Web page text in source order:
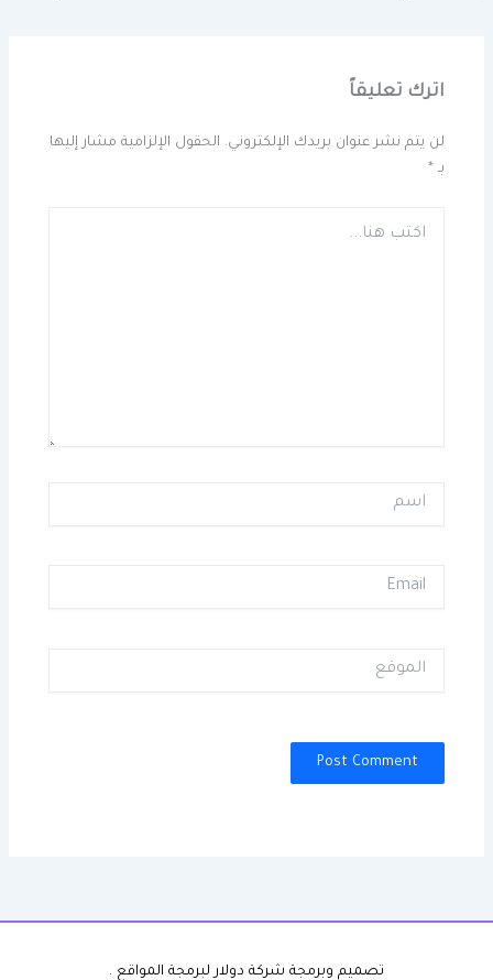
اترك تعليقاً
لن يتم نشر عنوان بريدك الإلكتروني. الحقول الإلزامية مشار إليها
بـ*
هنا...
اسم
Email
الموقع
تصميم وبرمجة شركة دولار لبرمجة المواقع .